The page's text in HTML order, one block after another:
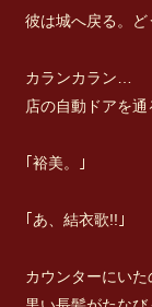
彼は城へ戻る。ど
カランカラン…
店の自動ドアを通
｢裕美。｣
｢あ、結衣歌!!｣
カウンターにいた